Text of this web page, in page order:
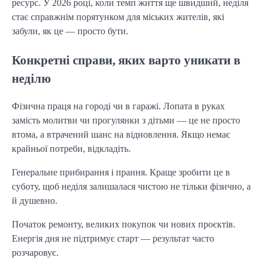
ресурс. У 2026 році, коли темп життя ще швидший, неділя
стає справжнім порятунком для міських жителів, які
забули, як це — просто бути.
Конкретні справи, яких варто уникати в
неділю
Фізична праця на городі чи в гаражі. Лопата в руках
замість молитви чи прогулянки з дітьми — це не просто
втома, а втрачений шанс на відновлення. Якщо немає
крайньої потреби, відкладіть.
Генеральне прибирання і прання. Краще зробити це в
суботу, щоб неділя залишалася чистою не тільки фізично, а
й душевно.
Початок ремонту, великих покупок чи нових проєктів.
Енергія дня не підтримує старт — результат часто
розчаровує.